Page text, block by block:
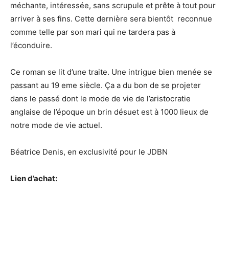
méchante, intéressée, sans scrupule et prête à tout pour
arriver à ses fins. Cette dernière sera bientôt reconnue
comme telle par son mari qui ne tardera pas à
l’éconduire.
Ce roman se lit d’une traite. Une intrigue bien menée se
passant au 19 eme siècle. Ça a du bon de se projeter
dans le passé dont le mode de vie de l’aristocratie
anglaise de l’époque un brin désuet est à 1000 lieux de
notre mode de vie actuel.
Béatrice Denis, en exclusivité pour le JDBN
Lien d’achat: